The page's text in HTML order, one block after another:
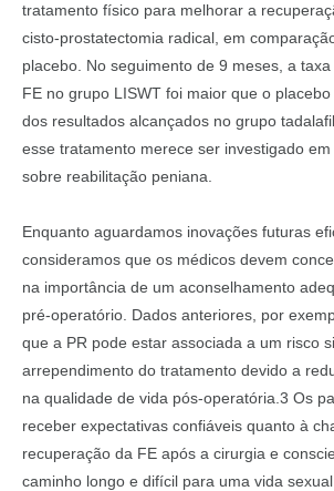
tratamento físico para melhorar a
cisto-prostatectomia radical, em
placebo. No seguimento de 9 meses, a
FE no grupo LISWT foi maior que o
dos resultados alcançados no grupo
esse tratamento merece ser investigado
sobre reabilitação peniana.
Enquanto aguardamos inovações futuras
consideramos que os médicos devem
na importância de um aconselhamento
pré-operatório. Dados anteriores, por
que a PR pode estar associada a um risco
arrependimento do tratamento devido a
na qualidade de vida pós-operatória.3 Os
receber expectativas confiáveis quanto à
recuperação da FE após a cirurgia e
caminho longo e difícil para uma vida